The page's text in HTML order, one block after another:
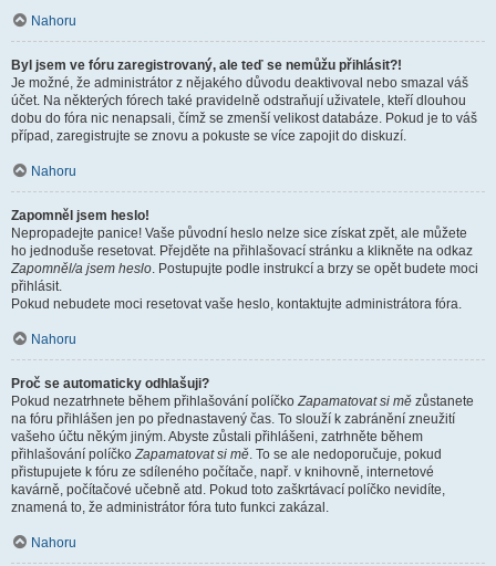
Nahoru
Byl jsem ve fóru zaregistrovaný, ale teď se nemůžu přihlásit?!
Je možné, že administrátor z nějakého důvodu deaktivoval nebo smazal váš
účet. Na některých fórech také pravidelně odstraňují uživatele, kteří dlouhou
dobu do fóra nic nenapsali, čímž se zmenší velikost databáze. Pokud je to váš
případ, zaregistrujte se znovu a pokuste se více zapojit do diskuzí.
Nahoru
Zapomněl jsem heslo!
Nepropadejte panice! Vaše původní heslo nelze sice získat zpět, ale můžete
ho jednoduše resetovat. Přejděte na přihlašovací stránku a klikněte na odkaz
Zapomněl/a jsem heslo. Postupujte podle instrukcí a brzy se opět budete moci
přihlásit.
Pokud nebudete moci resetovat vaše heslo, kontaktujte administrátora fóra.
Nahoru
Proč se automaticky odhlašuji?
Pokud nezatrhnete během přihlašování políčkoZapamatovat si mě zůstanete
na fóru přihlášen jen po přednastavený čas. To slouží k zabránění zneužití
vašeho účtu někým jiným. Abyste zůstali přihlášeni, zatrhněte během
přihlašování políčkoZapamatovat si mě. To se ale nedoporučuje, pokud
přistupujete k fóru ze sdíleného počítače, např. v knihovně, internetové
kavárně, počítačové učebně atd. Pokud toto zaškrtávací políčko nevidíte,
znamená to, že administrátor fóra tuto funkci zakázal.
Nahoru